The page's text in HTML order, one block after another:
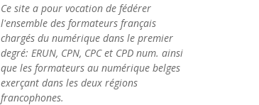
Ce site a pour vocation de fédérer
l'ensemble des formateurs français
chargés du numérique dans le premier
degré: ERUN, CPN, CPC et CPD num. ainsi
que les formateurs au numérique belges
exerçant dans les deux régions
francophones.